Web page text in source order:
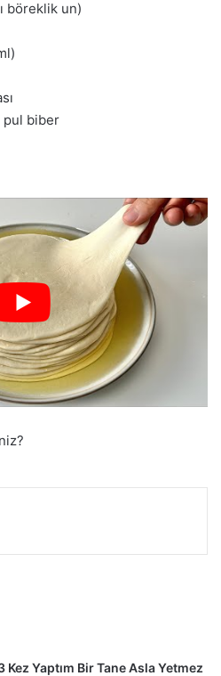
böreklik un)
pul biber
Kez Yaptım Bir Tane Asla Yetmez